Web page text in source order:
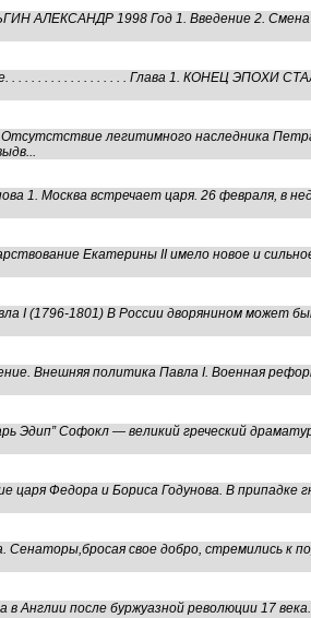
АЛЕКСАНДР 1998 Год 1. Введение 2. Смена
. . . . . . . . . . . . . . . . . Глава 1. КОНЕЦ ЭПОХИ
легитимного наследника
1. Москва встречает царя. 26 февраля, в
Екатерины II имело новое и
I (1796-1801) В России дворянином может
Внешняя политика Павла I. Военная
Эдип” Софокл — великий греческий
Федора и Бориса Годунова. В припадке
Сенаторы,бросая свое добро, стремились к
Англии после буржуазной революции 17